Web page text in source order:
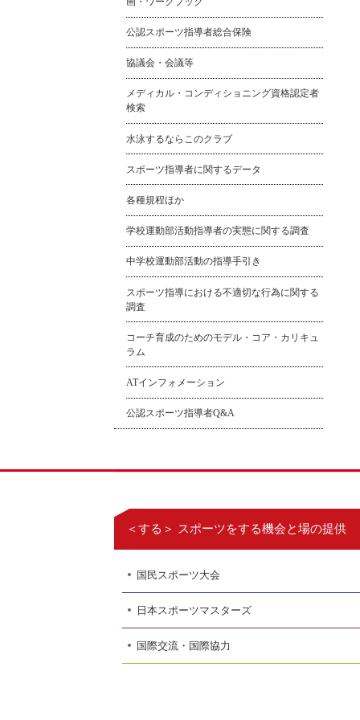
公認スポーツ指導者総合保険
協議会・会議等
メディカル・コンディショニング資格認定者
検索
水泳するならこのクラブ
スポーツ指導者に関するデータ
各種規程ほか
学校運動部活動指導者の実態に関する調査
中学校運動部活動の指導手引き
スポーツ指導における不適切な行為に関する
調査
コーチ育成のためのモデル・コア・カリキュ
ラム
ATインフォメーション
公認スポーツ指導者Q&A
＜する＞ スポーツをする機会と場の提供
国民スポーツ大会
日本スポーツマスターズ
国際交流・国際協力